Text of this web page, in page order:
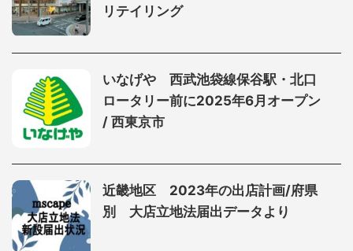
リテイリング
いなげや 西武池袋線保谷駅・北口
ロータリー前に2025年6月オープン
/ 西東京市
近畿地区 2023年の出店計画/府県
別 大店立地法届出データより